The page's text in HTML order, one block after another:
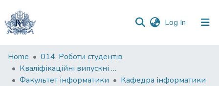
Log In (current)
Communities
&
Collections
Home
014. Роботи студентів
Кваліфікаційні випускні роботи здобувачів вищої освіти бакалаврських програм
Факультет інформатики
Кафедра інформатики